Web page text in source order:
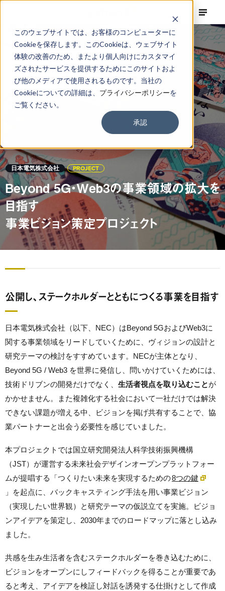
このウェブサイトでは、お客様のコンピューターに
Cookieを保存します。このCookieは、ウェブサイト
体験の改善のため、またより個人向けにカスタマイ
ズされたサービスを提供するためにこのサイトおよ
び他のメディアで使用されるものです。当社の
Cookieについての詳細は、 プライバシーポリシーを
ご覧ください。
承認
日本電気株式会社 PROJECT
Beyond 5G・Web3の事業領域の拡大を
目指す
事業ビジョン策定プロジェクト
公開し、ステークホルダーとともにつくる事業を目指す
日本電気株式会社（以下、NEC）はBeyond 5GおよびWeb3に
関する事業領域をリードしていくために、ヴィジョンの設計と
研究テーマの検討をすすめています。NECが主体となり、
Beyond 5G / Web3 を世界に発信し、問いかけていくためには、
技術ドリブンの開発だけでなく、 生活者視点を取り込むこ とが
かかせません。また複雑化する社会において一社だけでは解決
できない課題が増える中、ビジョンを掲げ共有することで、協
業パートナーと出会う必要性を感じていました。
本プロジェクトでは国立研究開発法人科学技術振興機構
（JST）が運営する未来社会デザインオープンプラットフォー
ムが提唱する「つくりたい未来を実現するための8つの鍵
」を起点に、バックキャスティング手法を用い事業ビジョン
（実現したい世界観）と研究テーマの仮説立てを実施。ビジョ
ンアイデアを策定し、2030年までのロードマップに落とし込み
ました。
共感を生み生活者を含むステークホルダーを巻き込むために、
ビジョンをオープンにしフィードバックを得ることが重要であ
ると考え、アイデアを検証し対話を誘発する仕掛けとして作成